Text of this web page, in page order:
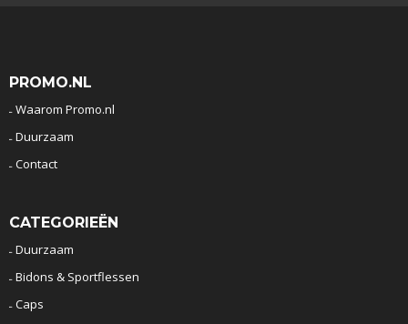
PROMO.NL
Waarom Promo.nl
Duurzaam
Contact
CATEGORIEËN
Duurzaam
Bidons & Sportflessen
Caps